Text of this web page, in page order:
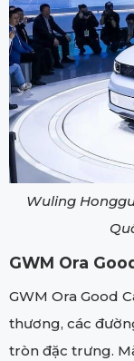
Wuling
GWM Ora
GWM Ora Good
thương, các
tròn đặc trưng.